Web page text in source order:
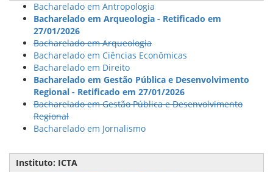
Bacharelado em Antropologia
Bacharelado em Arqueologia - Retificado em
27/01/2026
Bacharelado em Arqueologia
Bacharelado em Ciências Econômicas
Bacharelado em Direito
Bacharelado em Gestão Pública e Desenvolvimento
Regional - Retificado em 27/01/2026
Bacharelado em Gestão Pública e Desenvolvimento
Regional
Bacharelado em Jornalismo
Instituto: ICTA